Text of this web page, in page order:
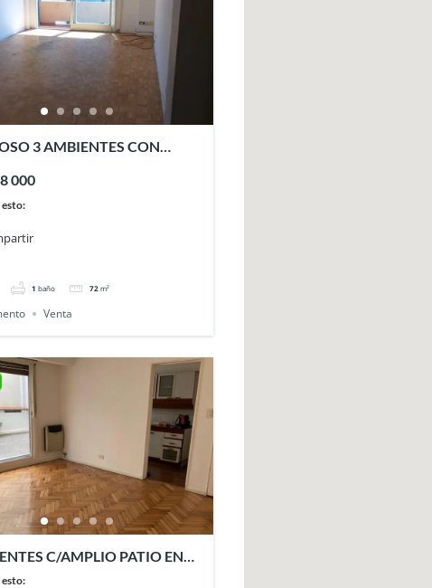
3 AMBIENTES CON
000
1 baño 72 m²
Venta
C/AMPLIO PATIO EN